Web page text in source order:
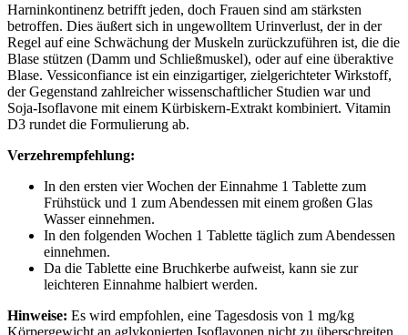
Harninkontinenz betrifft jeden, doch Frauen sind am stärksten
betroffen. Dies äußert sich in ungewolltem Urinverlust, der in der
Regel auf eine Schwächung der Muskeln zurückzuführen ist, die die
Blase stützen (Damm und Schließmuskel), oder auf eine überaktive
Blase. Vessiconfiance ist ein einzigartiger, zielgerichteter Wirkstoff,
der Gegenstand zahlreicher wissenschaftlicher Studien war und
Soja-Isoflavone mit einem Kürbiskern-Extrakt kombiniert. Vitamin
D3 rundet die Formulierung ab.
Verzehrempfehlung:
In den ersten vier Wochen der Einnahme 1 Tablette zum
Frühstück und 1 zum Abendessen mit einem großen Glas
Wasser einnehmen.
In den folgenden Wochen 1 Tablette täglich zum Abendessen
einnehmen.
Da die Tablette eine Bruchkerbe aufweist, kann sie zur
leichteren Einnahme halbiert werden.
Hinweise: Es wird empfohlen, eine Tagesdosis von 1 mg/kg
Körpergewicht an aglykonierten Isoflavonen nicht zu überschreiten.